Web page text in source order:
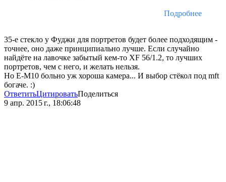
Подробнее
35-е стекло у Фуджи для портретов будет более подходящим -
точнее, оно даже принципиально лучше. Если случайно
найдёте на лавочке забытый кем-то XF 56/1.2, то лучших
портретов, чем с него, и желать нельзя.
Но E-M10 больно уж хороша камера... И выбор стёкол под mft
богаче. :)
ОтветитьЦитироватьПоделиться
9 апр. 2015 г., 18:06:48